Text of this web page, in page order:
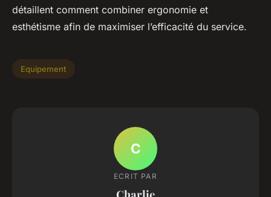
détaillent comment combiner ergonomie et
esthétisme afin de maximiser l’efficacité du service.
Equipement
C
ECRIT PAR